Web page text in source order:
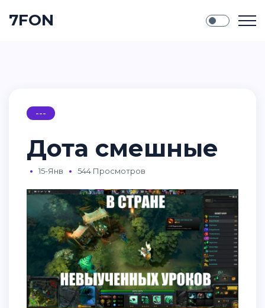
7FON
---
Дота смешные
15-Янв 544 Просмотров